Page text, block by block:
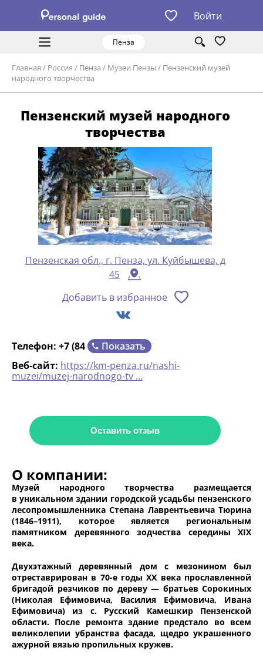
Войти
Пенза
Главная / Россия / Пенза / Музеи Пензы / Пензенский музей
народного творчества
Пензенский музей народного
творчества
Пензенская обл., г. Пенза, ул. Куйбышева, д
45
Добавить в избранное
Телефон: +7 (84
Показать
Веб-сайт: https://km-penza.ru/nashi-
muzei/muzej-narodnogo-tv …
Оставить отзыв
О компании:
Музей народного творчества размещается
в уникальном здании городской усадьбы пензенского
лесопромышленника Степана Лаврентьевича Тюрина
(1846–1911), которое является региональным
памятником деревянного зодчества середины XIX
века.
Двухэтажный деревянный дом с мезонином был
отреставрирован в 70-е годы XX века прославленной
бригадой резчиков по дереву — братьев Сорокиных
(Николая Ефимовича, Василия Ефимовича, Ивана
Ефимовича) из с. Русский Камешкир Пензенской
области. После ремонта здание предстало во всем
великолепии убранства фасада, щедро украшенного
ажурной вязью пропильных кружев.